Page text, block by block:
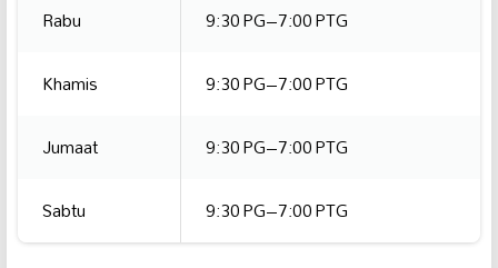
Rabu
9:30 PG–7:00 PTG
Khamis
9:30 PG–7:00 PTG
Jumaat
9:30 PG–7:00 PTG
Sabtu
9:30 PG–7:00 PTG